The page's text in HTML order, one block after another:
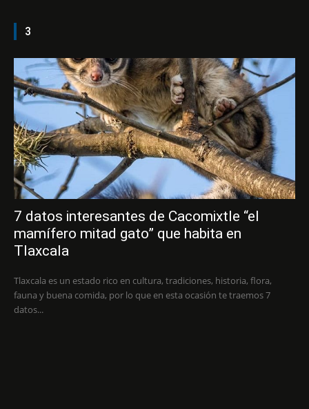
3
7 datos interesantes de Cacomixtle “el
mamífero mitad gato” que habita en
Tlaxcala
Tlaxcala es un estado rico en cultura, tradiciones, historia, flora,
fauna y buena comida, por lo que en esta ocasión te traemos 7
datos...